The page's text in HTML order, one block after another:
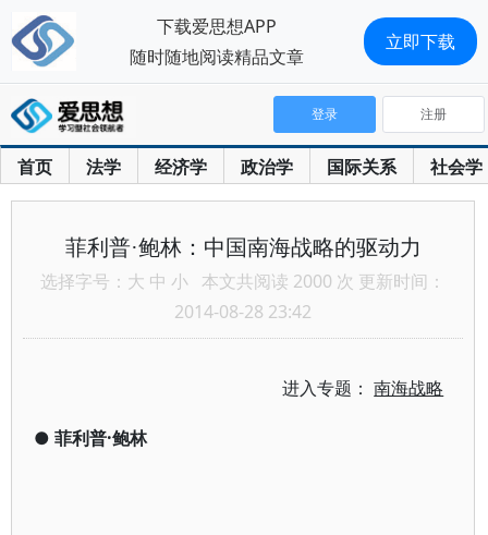
首页 法学 经济学 政治学 国际关系 社会学
登录 注册
菲利普·鲍林：中国南海战略的驱动力
选择字号： 大 中 小 本文共阅读 2000 次 更新时间：
2014-08-28 23:42
进入专题：南海战略
● 菲利普·鲍林
下载爱思想APP
随时随地阅读精品文章
立即下载